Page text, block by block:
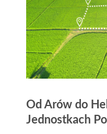
inwestorów
ucieczkę, czy na
jakim są
Od Arów do
Jednostkach